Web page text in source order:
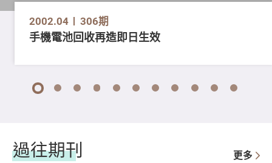
2002.04 306期
手機電池回收再造即日生效
1 2 3 4 5 6 7 8 9 10 11
過往期刊 更多